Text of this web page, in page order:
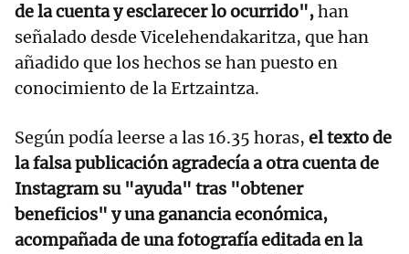
de la cuenta y esclarecer lo ocurrido",han
señalado desde Vicelehendakaritza, que han
añadido que los hechos se han puesto en
conocimiento de la Ertzaintza.
Según podía leerse a las 16.35 horas, el texto de
la falsa publicación agradecía a otra cuenta de
Instagram su "ayuda" tras "obtener
beneficios" y una ganancia económica,
acompañada de una fotografía editada en la